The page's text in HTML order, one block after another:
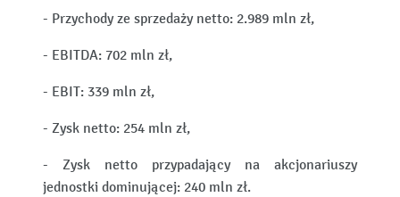
- Przychody ze sprzedaży netto: 2.989 mln zł,
- EBITDA: 702 mln zł,
- EBIT: 339 mln zł,
- Zysk netto: 254 mln zł,
- Zysk netto przypadający na akcjonariuszy
jednostki dominującej: 240 mln zł.